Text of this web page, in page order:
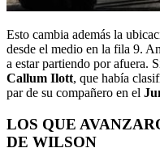
Esto cambia además la
desde el medio en la fila 9.
a estar partiendo por afuera.
Callum Ilott, que había
par de su compañero en el
LOS QUE
DE WILSON